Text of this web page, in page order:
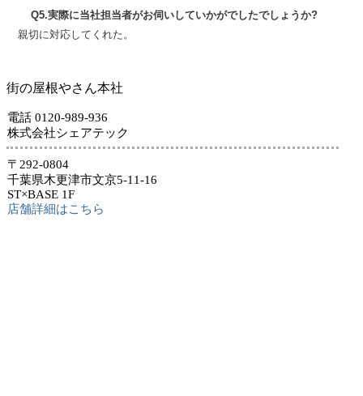
Q5.実際に当社担当者がお伺いしていかがでしたでしょうか?
親切に対応してくれた。
街の屋根やさん本社
電話 0120-989-936
株式会社シェアテック
〒292-0804
千葉県木更津市文京5-11-16
ST×BASE 1F
店舗詳細はこちら